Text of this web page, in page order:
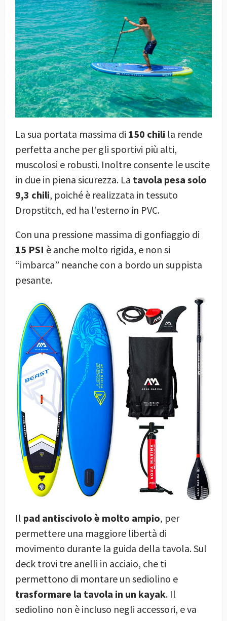
La sua portata massima di 150 chili la rende
perfetta anche per gli sportivi più alti,
muscolosi e robusti. Inoltre consente le uscite
in due in piena sicurezza. La tavola pesa solo
9,3 chili, poiché è realizzata in tessuto
Dropstitch, ed ha l’esterno in PVC.
Con una pressione massima di gonfiaggio di
15 PSI è anche molto rigida, e non si
“imbarca” neanche con a bordo un suppista
pesante.
Il pad antiscivolo è molto ampio, per
permettere una maggiore libertà di
movimento durante la guida della tavola. Sul
deck trovi tre anelli in acciaio, che ti
permettono di montare un sediolino e
trasformare la tavola in un kayak. Il
sediolino non è incluso negli accessori, e va